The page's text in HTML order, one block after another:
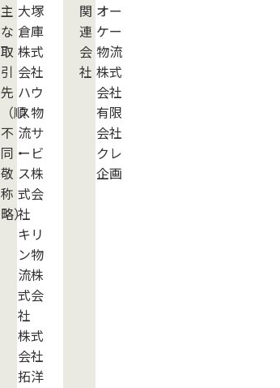
主
な
取
引
先
（順
不
同・
敬
称
略）
大塚
倉庫
株式
会社
ハウ
ス物
流サ
ービ
ス株
式会
社
キリ
ン物
流株
式会
社
株式
会社
拓洋
関
連
会
社
オー
ケー
物流
株式
会社
有限
会社
クレ
企画